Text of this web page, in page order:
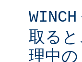
WINCH
取る
理中